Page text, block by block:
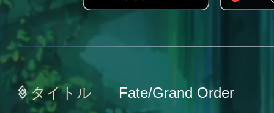
タイトル
Fate/Grand Order